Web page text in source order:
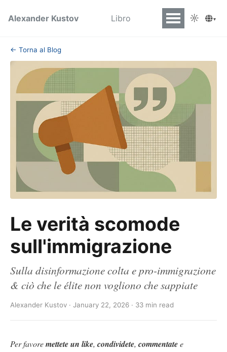
Alexander Kustov Libro ☼ ▾
← Torna al Blog
Le verità scomode
sull'immigrazione
Sulla disinformazione colta e pro-immigrazione
& ciò che le élite non vogliono che sappiate
Alexander Kustov · January 22, 2026 · 33 min read
Per favoremettete un like, condividete, commentatee